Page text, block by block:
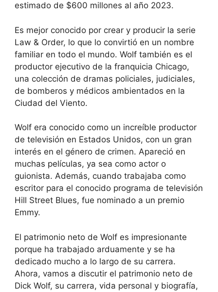
estimado de $600 millones al año 2023.
Es mejor conocido por crear y producir la serie
Law & Order, lo que lo convirtió en un nombre
familiar en todo el mundo. Wolf también es el
productor ejecutivo de la franquicia Chicago,
una colección de dramas policiales, judiciales,
de bomberos y médicos ambientados en la
Ciudad del Viento.
Wolf era conocido como un increíble productor
de televisión en Estados Unidos, con un gran
interés en el género de crimen. Apareció en
muchas películas, ya sea como actor o
guionista. Además, cuando trabajaba como
escritor para el conocido programa de televisión
Hill Street Blues, fue nominado a un premio
Emmy.
El patrimonio neto de Wolf es impresionante
porque ha trabajado arduamente y se ha
dedicado mucho a lo largo de su carrera.
Ahora, vamos a discutir el patrimonio neto de
Dick Wolf, su carrera, vida personal y biografía,